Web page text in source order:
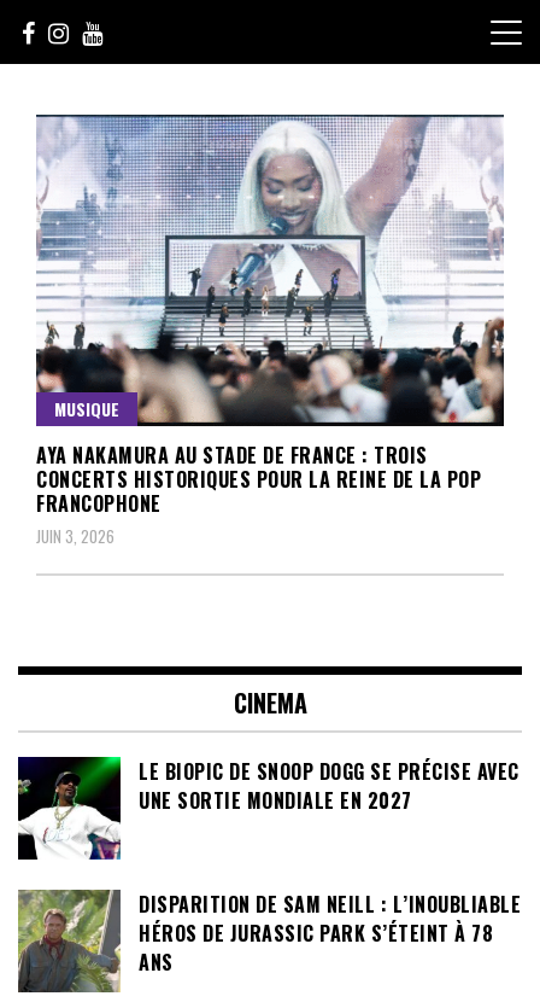
content
sunuculture
MUSIQUE
AYA NAKAMURA AU STADE DE FRANCE : TROIS
CONCERTS HISTORIQUES POUR LA REINE DE LA POP
FRANCOPHONE
JUIN 3, 2026
CINEMA
LE BIOPIC DE SNOOP DOGG SE PRÉCISE AVEC
UNE SORTIE MONDIALE EN 2027
DISPARITION DE SAM NEILL : L’INOUBLIABLE
HÉROS DE JURASSIC PARK S’ÉTEINT À 78
ANS